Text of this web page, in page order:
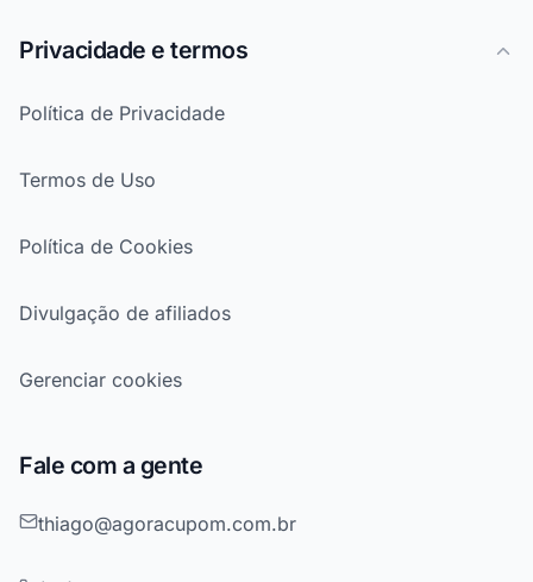
Privacidade e termos
Política de Privacidade
Termos de Uso
Política de Cookies
Divulgação de afiliados
Gerenciar cookies
Fale com a gente
thiago@agoracupom.com.br